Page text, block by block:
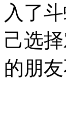
入了
己选
的朋